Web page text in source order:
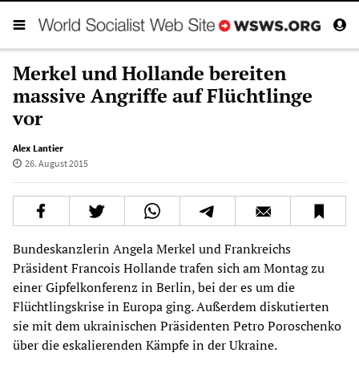
Merkel und Hollande bereiten
massive Angriffe auf Flüchtlinge
vor
Alex Lantier
26. August 2015
Bundeskanzlerin Angela Merkel und Frankreichs
Präsident Francois Hollande trafen sich am Montag zu
einer Gipfelkonferenz in Berlin, bei der es um die
Flüchtlingskrise in Europa ging. Außerdem diskutierten
sie mit dem ukrainischen Präsidenten Petro Poroschenko
über die eskalierenden Kämpfe in der Ukraine.